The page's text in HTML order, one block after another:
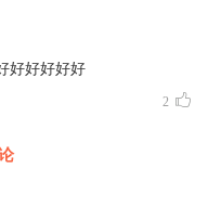
好好好好好
2